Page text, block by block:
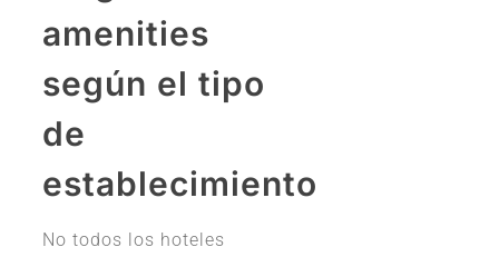
amenities
según el tipo
de
establecimiento
No todos los hoteles